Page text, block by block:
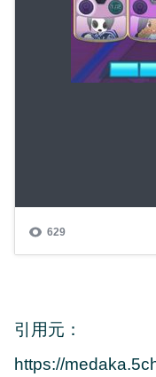
引用元：
https://